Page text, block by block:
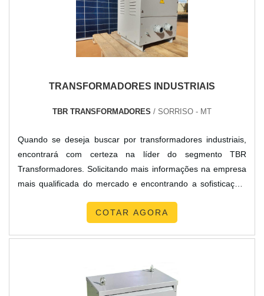
TRANSFORMADORES INDUSTRIAIS
TBR TRANSFORMADORES / SORRISO - MT
Quando se deseja buscar por transformadores industriais,
encontrará com certeza na líder do segmento TBR
Transformadores. Solicitando mais informações na empresa
mais qualificada do mercado e encontrando a sofisticação,
TRANSFORMADORES INDUSTRIAISQuem quer encontrar
COTAR AGORA